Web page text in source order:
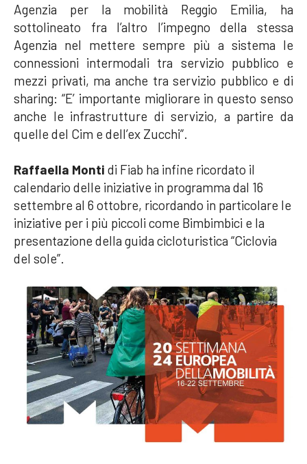
Agenzia per la mobilità Reggio Emilia, ha
sottolineato fra l’altro l’impegno della stessa
Agenzia nel mettere sempre più a sistema le
connessioni intermodali tra servizio pubblico e
mezzi privati, ma anche tra servizio pubblico e di
sharing: “E’ importante migliorare in questo senso
anche le infrastrutture di servizio, a partire da
quelle del Cim e dell’ex Zucchi”.
Raffaella Monti di Fiab ha infine ricordato il
calendario delle iniziative in programma dal 16
settembre al 6 ottobre, ricordando in particolare le
iniziative per i più piccoli come Bimbimbici e la
presentazione della guida cicloturistica “Ciclovia
del sole”.